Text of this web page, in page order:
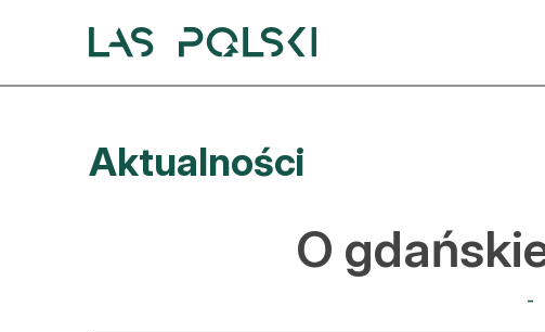
Auto
Aktualności
O
-